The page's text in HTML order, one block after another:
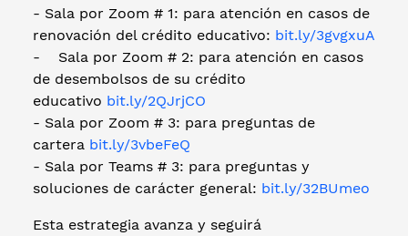
- Sala por Zoom # 1: para atención en casos de
renovación del crédito educativo: bit.ly/3gvgxuA
- Sala por Zoom # 2: para atención en casos
de desembolsos de su crédito
educativo bit.ly/2QJrjCO
- Sala por Zoom # 3: para preguntas de
cartera bit.ly/3vbeFeQ
- Sala por Teams # 3: para preguntas y
soluciones de carácter general: bit.ly/32BUmeo
Esta estrategia avanza y seguirá